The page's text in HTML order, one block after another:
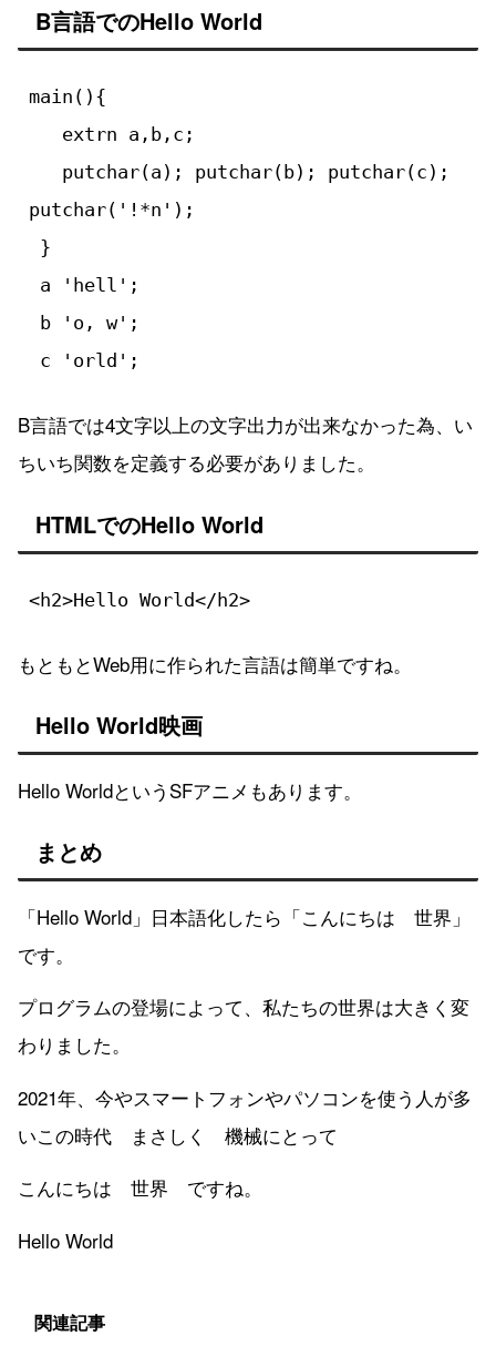
B言語でのHello World
main(){
putchar('!*n');
c 'orld';
B言語では4文字以上の文字出力が出来なかった為、い
ちいち関数を定義する必要がありました。
HTMLでのHello World
<h2>Hello World</h2>
もともとWeb用に作られた言語は簡単ですね。
Hello World映画
Hello WorldというSFアニメもあります。
まとめ
「Hello World」日本語化したら「こんにちは 世界」
です。
プログラムの登場によって、私たちの世界は大きく変
わりました。
2021年、今やスマートフォンやパソコンを使う人が多
いこの時代 まさしく 機械にとって
こんにちは 世界 ですね。
Hello World
関連記事